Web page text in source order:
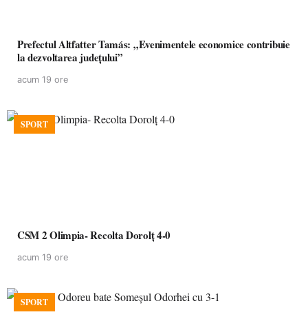
Prefectul Altfatter Tamás: „Evenimentele economice contribuie
la dezvoltarea județului”
acum 19 ore
SPORT
CSM 2 Olimpia- Recolta Dorolț 4-0
acum 19 ore
SPORT